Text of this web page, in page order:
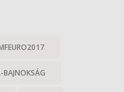
BAJNOKSÁG